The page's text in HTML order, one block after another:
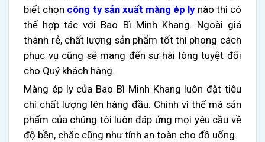
biết chọn công ty sản xuất màng ép lynào thì có
thể hợp tác với Bao Bì Minh Khang. Ngoài giá
thành rẻ, chất lượng sản phẩm tốt thì phong cách
phục vụ cũng sẽ mang đến sự hài lòng tuyệt đối
cho Quý khách hàng.
Màng ép ly của Bao Bì Minh Khang luôn đặt tiêu
chí chất lượng lên hàng đầu. Chính vì thế mà sản
phẩm của chúng tôi luôn đáp ứng mọi yêu cầu về
độ bền, chắc cũng như tính an toàn cho đồ uống.